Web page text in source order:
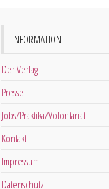
INFORMATION
Der Verlag
Presse
Jobs/Praktika/Volontariat
Kontakt
Impressum
Datenschutz